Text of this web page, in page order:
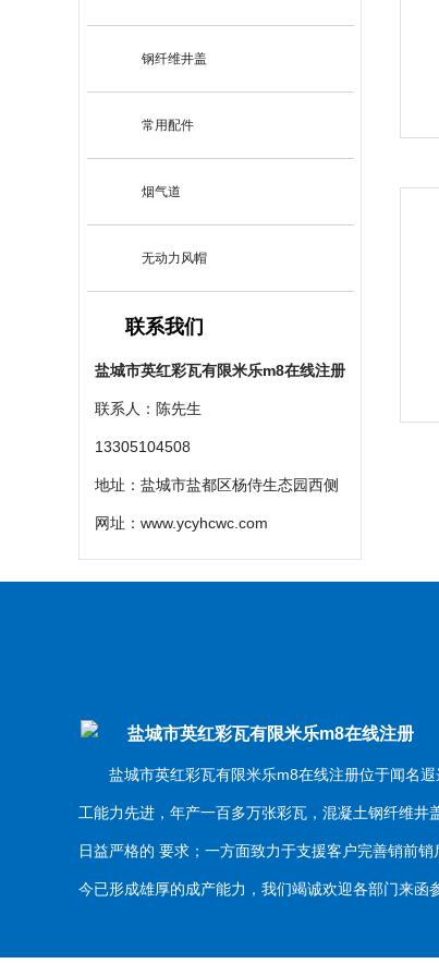
钢纤维井盖
常用配件
烟气道
无动力风帽
联系我们
盐城市英红彩瓦有限米乐m8在线注册
联系人：陈先生
13305104508
地址：盐城市盐都区杨侍生态园西侧
网址： www.ycyhcwc.com
盐城市英红彩瓦有限米乐m8在线注册
盐城市英红彩瓦有限米乐m8在线注册位于闻名遐
工能力先进，年产一百多万张彩瓦，混凝土钢纤维
日益严格的 要求；一方面致力于支援客户完善销
今已形成雄厚的成产能力，我们竭诚欢迎各部门来